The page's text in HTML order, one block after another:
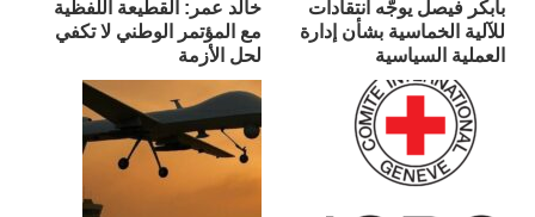
بابكر فيصل يوجّه انتقادات
للآلية الخماسية بشأن إدارة
العملية السياسية
​خالد عمر: القطيعة اللفظية
مع المؤتمر الوطني لا تكفي
لحل الأزمة